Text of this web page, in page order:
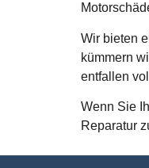
Wir bieten
kümmern
entfallen
Wenn Sie
Reparatur